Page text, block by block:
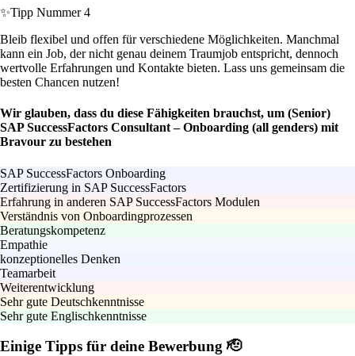
✨Tipp Nummer 4
Bleib flexibel und offen für verschiedene Möglichkeiten. Manchmal
kann ein Job, der nicht genau deinem Traumjob entspricht, dennoch
wertvolle Erfahrungen und Kontakte bieten. Lass uns gemeinsam die
besten Chancen nutzen!
Wir glauben, dass du diese Fähigkeiten brauchst, um (Senior)
SAP SuccessFactors Consultant – Onboarding (all genders) mit
Bravour zu bestehen
SAP SuccessFactors Onboarding
Zertifizierung in SAP SuccessFactors
Erfahrung in anderen SAP SuccessFactors Modulen
Verständnis von Onboardingprozessen
Beratungskompetenz
Empathie
konzeptionelles Denken
Teamarbeit
Weiterentwicklung
Sehr gute Deutschkenntnisse
Sehr gute Englischkenntnisse
Einige Tipps für deine Bewerbung 🫡